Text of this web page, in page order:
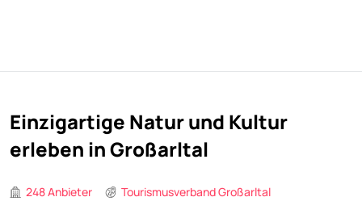
Einzigartige Natur und Kultur
erleben in Großarltal
248 Anbieter Tourismusverband Großarltal